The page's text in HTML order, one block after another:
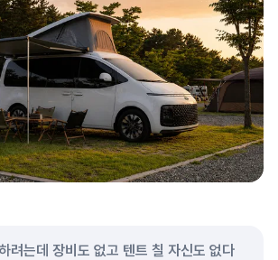
려는데 장비도 없고 텐트 칠 자신도 없다